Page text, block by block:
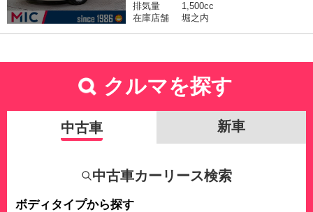
排気量
1,500cc
在庫店舗
堀之内
クルマを探す
中古車 新車
中古車カーリース検索
ボディタイプから探す